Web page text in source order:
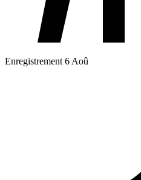
Enregistrement 6 Aoû